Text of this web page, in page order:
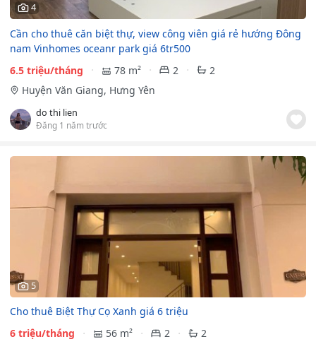
4
Cần cho thuê căn biệt thự, view công viên giá rẻ hướng Đông
nam Vinhomes oceanr park giá 6tr500
6.5 triệu/tháng
78 m² 2
2
Huyện Văn Giang, Hưng Yên
do thi lien
Đăng 1 năm trước
5
Cho thuê Biệt Thự Cọ Xanh giá 6 triệu
6 triệu/tháng
56 m² 2
2